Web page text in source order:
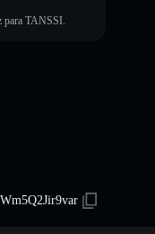
para TANSSI.